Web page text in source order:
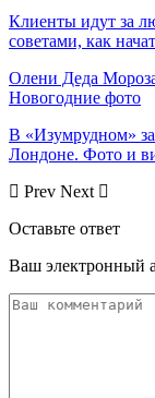
Клиенты идут за
советами, как
Олени Деда
Новогодние фото
В «Изумрудном»
Лондоне. Фото и
Prev Next
Оставьте ответ
Ваш электронный